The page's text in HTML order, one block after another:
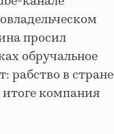
просил
обручальное
рабство в стране
компания